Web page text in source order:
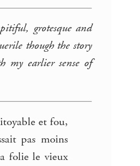
grotesque and
though the story
my earlier sense of
et fou,
pas moins
folie le vieux